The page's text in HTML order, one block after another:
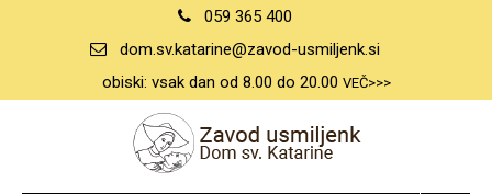
059 365 400
dom.sv.katarine@zavod-usmiljenk.si
obiski: vsak dan od 8.00 do 20.00 VEČ>>>